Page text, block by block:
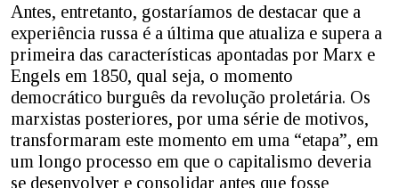
Antes, entretanto, gostaríamos de destacar que a
experiência russa é a última que atualiza e supera a
primeira das características apontadas por Marx e
Engels em 1850, qual seja, o momento
democrático burguês da revolução proletária. Os
marxistas posteriores, por uma série de motivos,
transformaram este momento em uma “etapa”, em
um longo processo em que o capitalismo deveria
se desenvolver e consolidar antes que fosse